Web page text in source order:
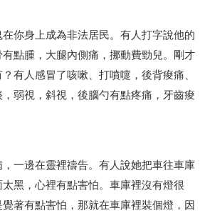
你身上成為非法居民。有人打字說他的
點腫，大腿內側痛，挪動費勁兒。剛才
有人感冒了咳嗽、打噴嚏，後背痠痛、
弱視，斜視，後腦勺有點疼痛，牙齒痠
一邊在靈裡禱告。有人說她把車往車庫
黑，心裡有點害怕。車庫裡沒有燈很
著有點害怕，那就在車庫裡裝個燈，因